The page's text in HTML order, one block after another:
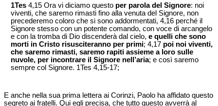
1Tes 4,15 Ora vi diciamo questo per parola del Signore: noi
viventi, che saremo rimasti fino alla venuta del Signore, non
precederemo coloro che si sono addormentati, 4,16 perché il
Signore stesso con un potente comando, con voce di arcangelo
e con la tromba di Dio discenderà dal cielo, e quelli che sono
morti in Cristo risusciteranno per primi; 4,17 poi noi viventi,
che saremo rimasti, saremo rapiti assieme a loro sulle
nuvole, per incontrare il Signore nell’aria; e così saremo
sempre col Signore. 1Tes 4,15-17;
E anche nella sua prima lettera ai Corinzi, Paolo ha affidato questo
segreto ai fratelli. Qui egli precisa, che tutto questo avverrà al